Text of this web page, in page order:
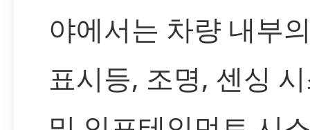
야에서는 차량 내부
표시등, 조명, 센싱